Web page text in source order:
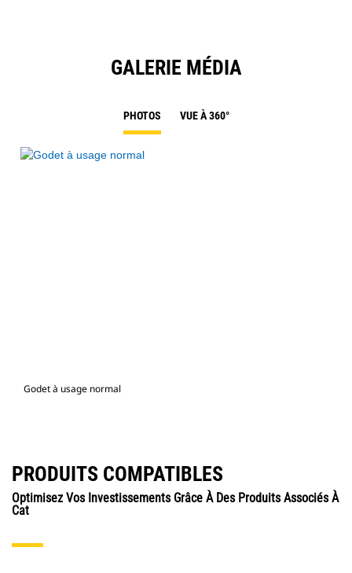
GALERIE MÉDIA
PHOTOS VUE À 360°
Godet à usage normal
PRODUITS COMPATIBLES
Optimisez Vos Investissements Grâce À Des Produits Associés À
Cat